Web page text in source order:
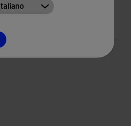
Italiano